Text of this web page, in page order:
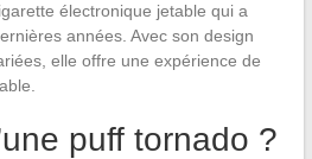
électronique jetable qui a
années. Avec son design
elle offre une expérience de
puff tornado ?